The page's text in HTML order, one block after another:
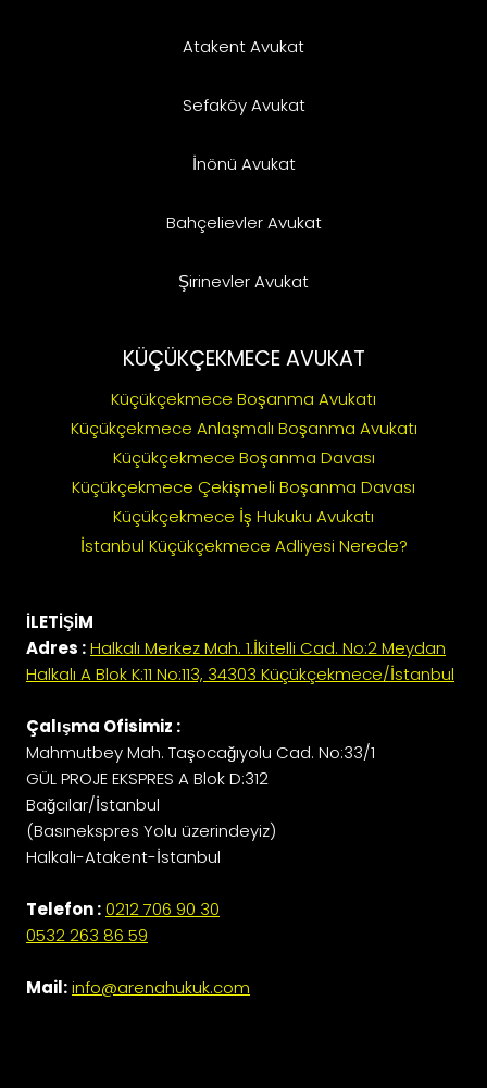
Atakent Avukat
Sefaköy Avukat
İnönü Avukat
Bahçelievler Avukat
Şirinevler Avukat
KÜÇÜKÇEKMECE AVUKAT
Küçükçekmece Boşanma Avukatı
Küçükçekmece Anlaşmalı Boşanma Avukatı
Küçükçekmece Boşanma Davası
Küçükçekmece Çekişmeli Boşanma Davası
Küçükçekmece İş Hukuku Avukatı
İstanbul Küçükçekmece Adliyesi Nerede?
İLETİŞİM
Adres :Halkalı Merkez Mah. 1.İkitelli Cad. No:2 Meydan
Halkalı A Blok K:11 No:113, 34303 Küçükçekmece/İstanbul
Çalışma Ofisimiz :
Mahmutbey Mah. Taşocağıyolu Cad. No:33/1
GÜL PROJE EKSPRES A Blok D:312
Bağcılar/İstanbul
(Basınekspres Yolu üzerindeyiz)
Halkalı-Atakent-İstanbul
Telefon :0212 706 90 30
0532 263 86 59
Mail:info@arenahukuk.com